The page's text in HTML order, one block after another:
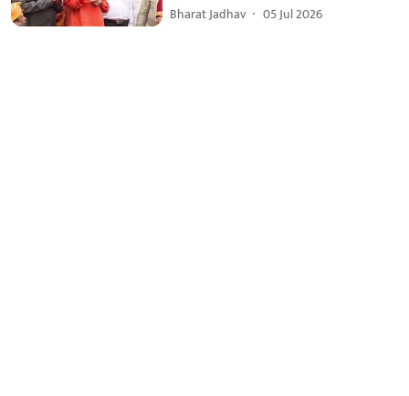
Bharat Jadhav 05 Jul 2026